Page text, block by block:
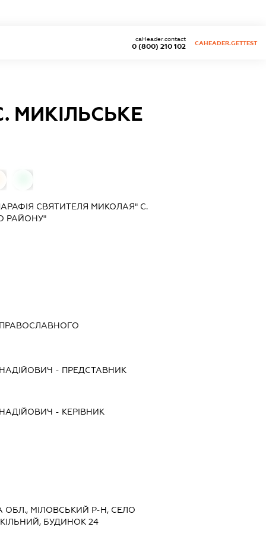
0 (800) 210 102
caHeader.contact
CAHEADER.GETTEST
МИКІЛЬСЬКЕ
СВЯТИТЕЛЯ МИКОЛАЯ" С.
РАЙОНУ"
- ПРЕДСТАВНИК
- КЕРІВНИК
ОБЛ., МІЛОВСЬКИЙ Р-Н, СЕЛО
БУДИНОК 24